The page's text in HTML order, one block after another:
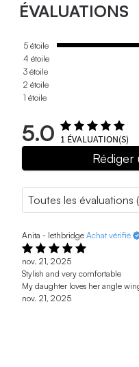
ÉVALUATIONS
5 étoile
4 étoile
3 étoile
2 étoile
1 étoile
5.0 1 ÉVALUATION(S)
Rédiger
Anita - lethbridge Achat vérifié
nov. 21, 2025
Stylish and very comfortable
My daughter loves her angle
nov. 21, 2025